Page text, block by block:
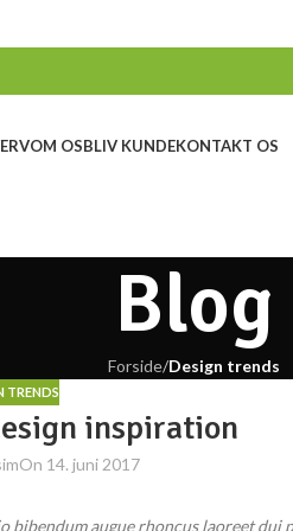
OM OSBLIV KUNDEKONTAKT OS
Blog
Forside/Design trends
TRENDS
inspiration
On 14. juni 2017
augue rhoncus laoreet dui